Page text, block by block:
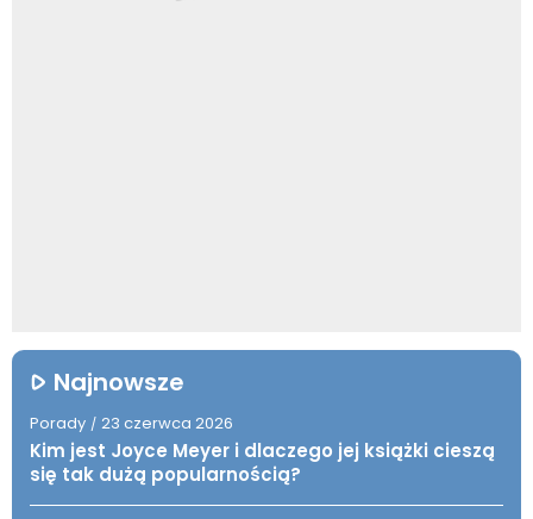
Najnowsze
Porady / 23 czerwca 2026
Kim jest Joyce Meyer i dlaczego jej książki cieszą
się tak dużą popularnością?